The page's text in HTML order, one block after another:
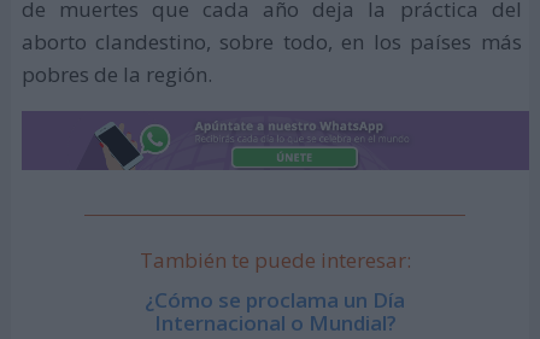
de muertes que cada año deja la práctica del
aborto clandestino, sobre todo, en los países más
pobres de la región.
También te puede interesar:
¿Cómo se proclama un Día
Internacional o Mundial?